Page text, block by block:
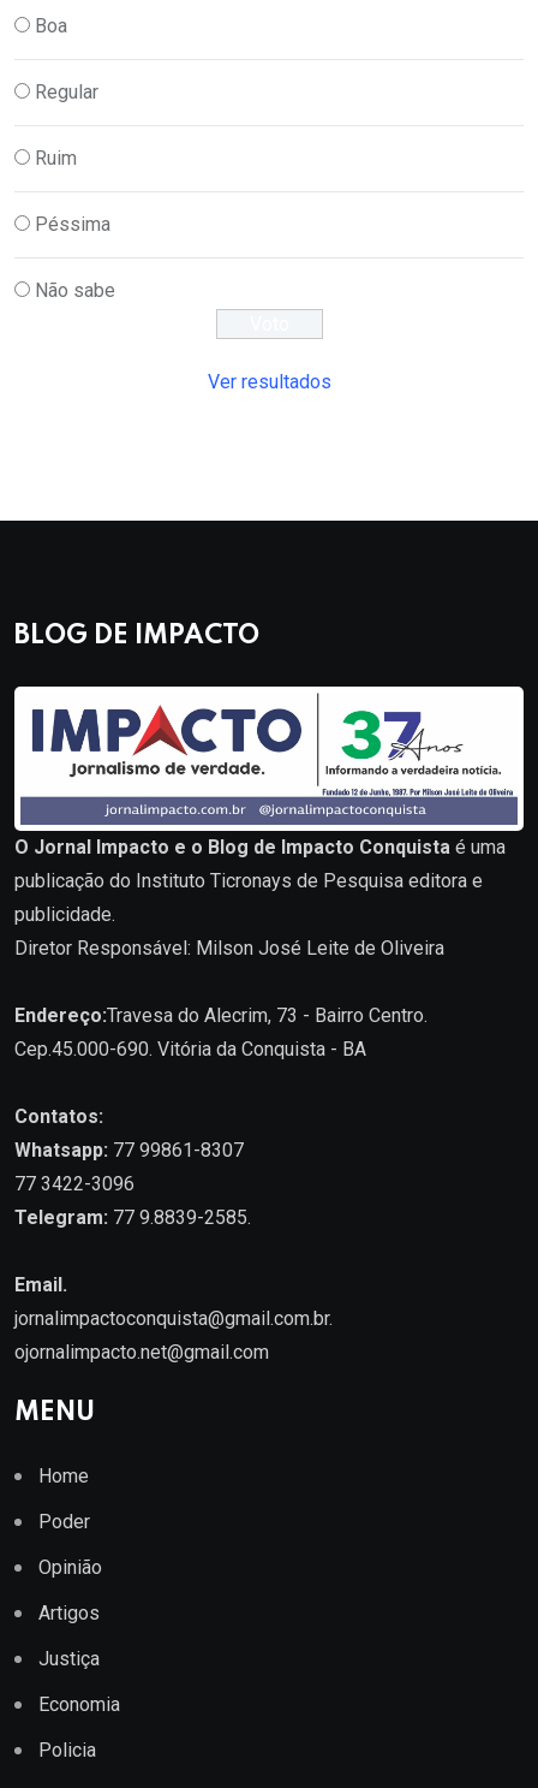
Boa
Regular
Ruim
Péssima
Não sabe
Ver resultados
BLOG DE IMPACTO
O Jornal Impacto e o Blog de Impacto Conquista é uma
publicação do Instituto Ticronays de Pesquisa editora e
publicidade.
Diretor Responsável: Milson José Leite de Oliveira
Endereço:Travesa do Alecrim, 73 - Bairro Centro.
Cep.45.000-690. Vitória da Conquista - BA
Contatos:
Whatsapp: 77 99861-8307
77 3422-3096
Telegram: 77 9.8839-2585.
Email.
jornalimpactoconquista@gmail.com.br.
ojornalimpacto.net@gmail.com
MENU
Home
Poder
Opinião
Artigos
Justiça
Economia
Policia